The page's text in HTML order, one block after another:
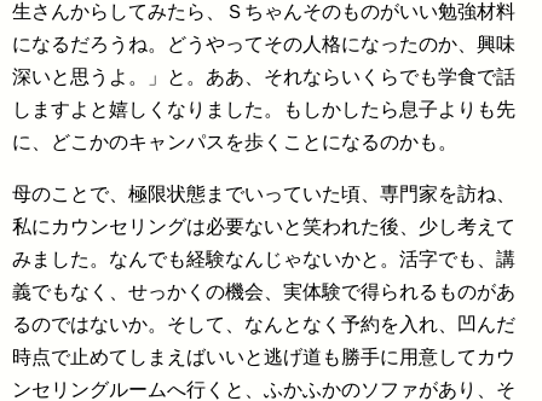
生さんからしてみたら、Ｓちゃんそのものがいい勉強材料
になるだろうね。どうやってその人格になったのか、興味
深いと思うよ。」と。ああ、それならいくらでも学食で話
しますよと嬉しくなりました。もしかしたら息子よりも先
に、どこかのキャンパスを歩くことになるのかも。
母のことで、極限状態までいっていた頃、専門家を訪ね、
私にカウンセリングは必要ないと笑われた後、少し考えて
みました。なんでも経験なんじゃないかと。活字でも、講
義でもなく、せっかくの機会、実体験で得られるものがあ
るのではないか。そして、なんとなく予約を入れ、凹んだ
時点で止めてしまえばいいと逃げ道も勝手に用意してカウ
ンセリングルームへ行くと、ふかふかのソファがあり、そ